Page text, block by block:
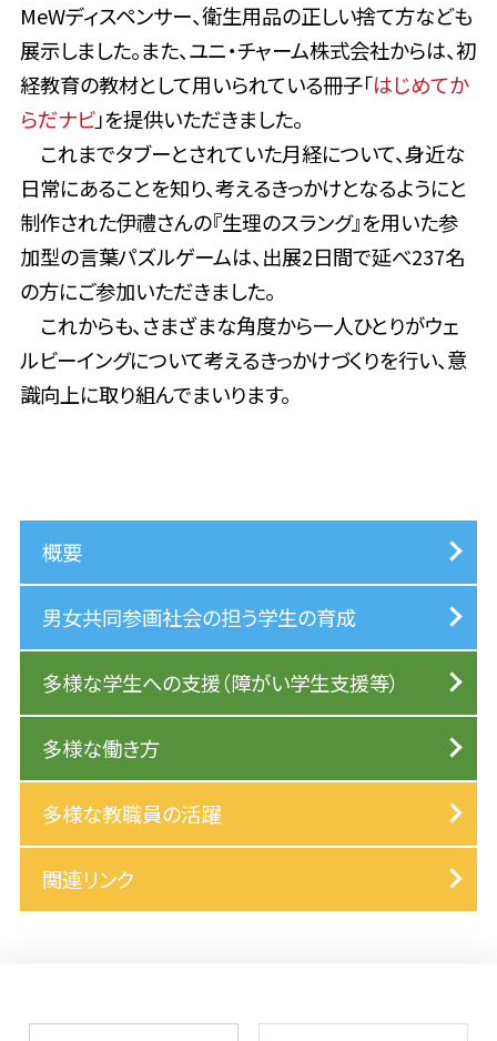
MeWディスペンサー、衛生用品の正しい捨て方なども
展示しました。また、ユニ・チャーム株式会社からは、初
経教育の教材として用いられている冊子「はじめてか
らだナビ」を提供いただきました。
これまでタブーとされていた月経について、身近な
日常にあることを知り、考えるきっかけとなるようにと
制作された伊禮さんの『生理のスラング』を用いた参
加型の言葉パズルゲームは、出展2日間で延べ237名
の方にご参加いただきました。
これからも、さまざまな角度から一人ひとりがウェ
ルビーイングについて考えるきっかけづくりを行い、意
識向上に取り組んでまいります。
概要
男女共同参画社会の担う学生の育成
多様な学生への支援（障がい学生支援等）
多様な働き方
多様な教職員の活躍
関連リンク